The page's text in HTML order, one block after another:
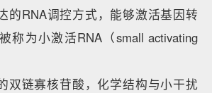
的RNA调控方式，能够激活基因转
称为小激活RNA（small activating
双链寡核苷酸，化学结构与小干扰